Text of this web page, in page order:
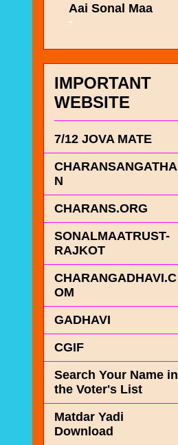
Aai Sonal Maa
-
IMPORTANT
WEBSITE
7/12 JOVA MATE
CHARANSANGATHA
N
CHARANS.ORG
SONALMAATRUST-
RAJKOT
CHARANGADHAVI.C
OM
GADHAVI
CGIF
Search Your Name in
the Voter's List
Matdar Yadi
Download